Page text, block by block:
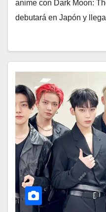
anime con Dark Moon:
debutará en Japón y